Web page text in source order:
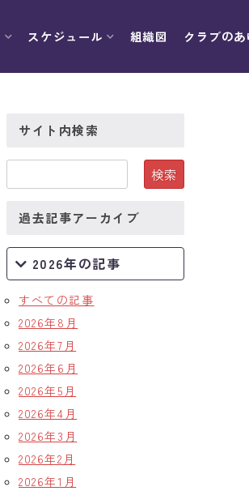
スケジュール 組織図 クラブの
サイト内検索
過去記事アーカイブ
2026年の記事
すべての記事
2026年8月
2026年7月
2026年6月
2026年5月
2026年4月
2026年3月
2026年2月
2026年1月